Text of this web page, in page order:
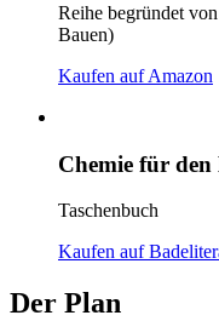
Reihe begründet
Bauen)
Kaufen auf Amazon
Chemie für den
Taschenbuch
Kaufen auf
Der Plan